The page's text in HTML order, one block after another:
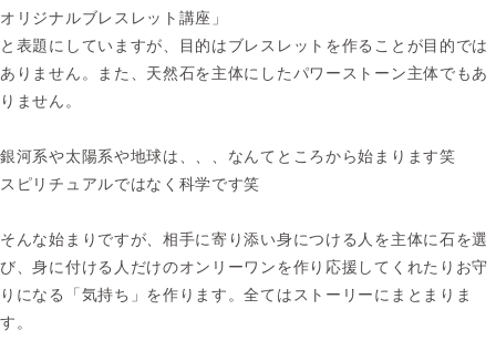
オリジナルブレスレット講座」
と表題にしていますが、目的はブレスレットを作ることが目的では
ありません。また、天然石を主体にしたパワーストーン主体でもあ
りません。
銀河系や太陽系や地球は、、、なんてところから始まります笑
スピリチュアルではなく科学です笑
そんな始まりですが、相手に寄り添い身につける人を主体に石を選
び、身に付ける人だけのオンリーワンを作り応援してくれたりお守
りになる「気持ち」を作ります。全てはストーリーにまとまりま
す。